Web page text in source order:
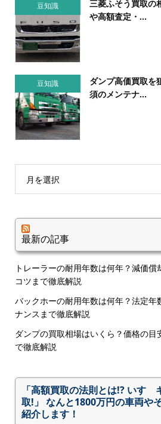
豆知識
三菱ふそう買取の
や高額査定・...
豆知識
ダンプ高価買取を
須のメンテナ...
月を選択
最新の記事
トレーラーの耐用年数は何年？減価
コツまで徹底解説
バックホーの耐用年数は何年？法定年
ナンスまで徹底解説
ダンプの買取相場はいくら？価格の目
で徹底解説
「高額買取の法則とは!? いす
取!」 なんと1800万円の車両や
紹介します！